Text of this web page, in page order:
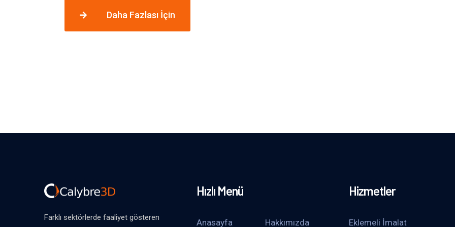
Daha Fazlası İçin
Farklı sektörlerde faaliyet gösteren
Hızlı Menü
Anasayfa Hakkımızda
Hizmetler
Eklemeli İmalat